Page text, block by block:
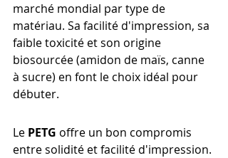
marché mondial par type de
matériau. Sa facilité d'impression, sa
faible toxicité et son origine
biosourcée (amidon de maïs, canne
à sucre) en font le choix idéal pour
débuter.
Le PETG offre un bon compromis
entre solidité et facilité d'impression.